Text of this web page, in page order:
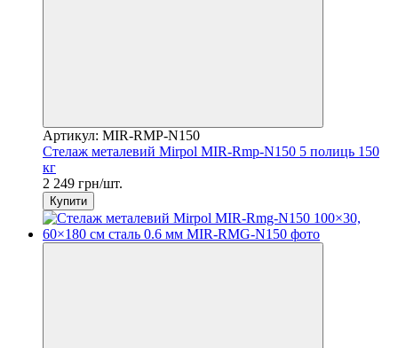
Артикул: MIR-RMP-N150
Стелаж металевий Mirpol MIR-Rmp-N150 5 полиць 150
кг
2 249 грн/шт.
Купити